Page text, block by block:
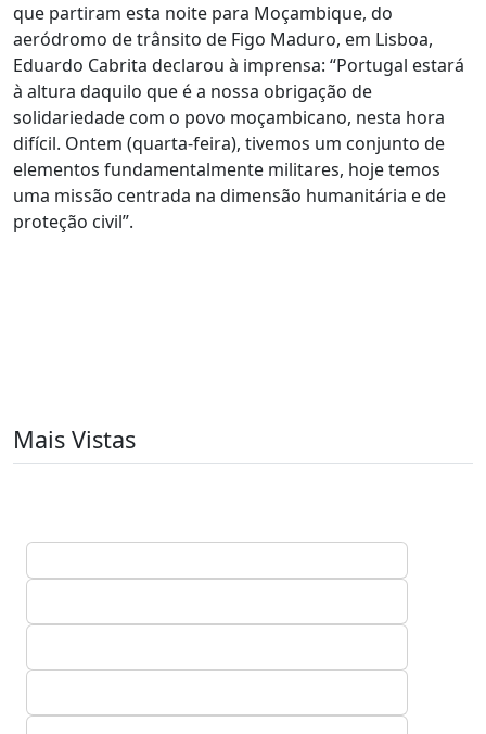
que partiram esta noite para Moçambique, do
aeródromo de trânsito de Figo Maduro, em Lisboa,
Eduardo Cabrita declarou à imprensa: “Portugal estará
à altura daquilo que é a nossa obrigação de
solidariedade com o povo moçambicano, nesta hora
difícil. Ontem (quarta-feira), tivemos um conjunto de
elementos fundamentalmente militares, hoje temos
uma missão centrada na dimensão humanitária e de
proteção civil”.
Mais Vistas